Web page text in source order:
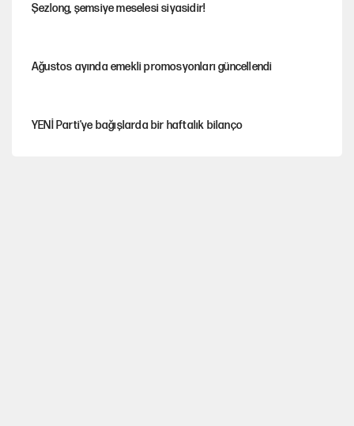
Şezlong, şemsiye meselesi siyasidir!
Ağustos ayında emekli promosyonları güncellendi
YENİ Parti'ye bağışlarda bir haftalık bilanço